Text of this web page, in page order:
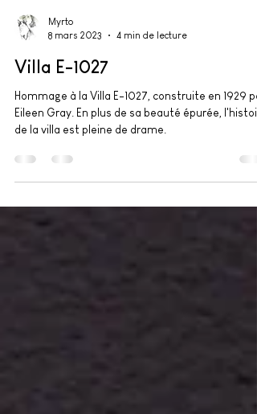
Myrto
8 mars 2023
4 min de lecture
Villa E-1027
Hommage à la Villa E-1027, construite en 1929
Eileen Gray. En plus de sa beauté épurée, l'histoire